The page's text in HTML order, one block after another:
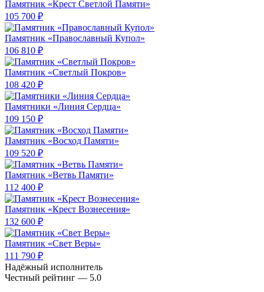
Памятник «Крест Светлой Памяти»
105 700 ₽
Памятник «Православный Купол»
106 810 ₽
Памятник «Светлый Покров»
108 420 ₽
Памятники «Линия Сердца»
109 150 ₽
Памятник «Восход Памяти»
109 520 ₽
Памятник «Ветвь Памяти»
112 400 ₽
Памятник «Крест Вознесения»
132 600 ₽
Памятник «Свет Веры»
111 790 ₽
Надёжный исполнитель
Чеcтный рейтинг — 5.0